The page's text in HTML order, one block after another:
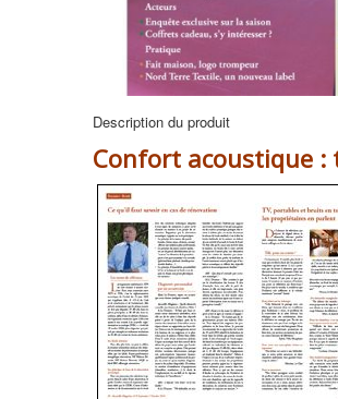
Description du produit
Confort acoustique :